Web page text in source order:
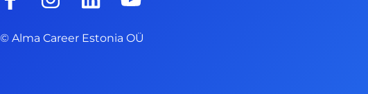
c
s
n
u
© Alma Career Estonia OÜ